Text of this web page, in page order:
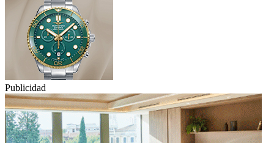
Publicidad